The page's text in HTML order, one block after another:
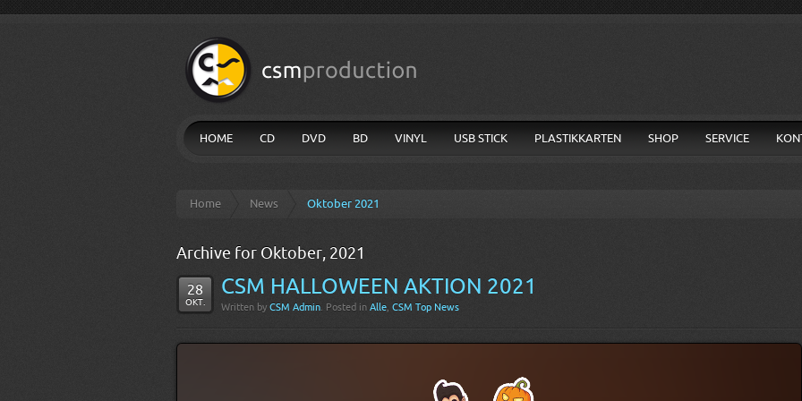
HOME CD DVD BD VINYL USB STICK PLASTIKKARTEN SHOP SERVICE
Home News Oktober 2021
Archive for Oktober, 2021
28
OKT.
CSM HALLOWEEN AKTION 2021
Written by CSM Admin . Posted in Alle CSM Top News